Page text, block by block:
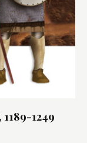
1249